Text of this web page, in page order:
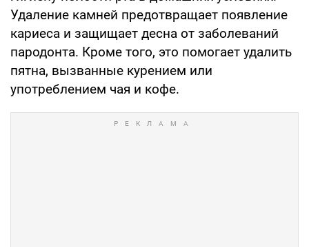
Удаление камней предотвращает появление
кариеса и защищает десна от заболеваний
пародонта. Кроме того, это помогает удалить
пятна, вызванные курением или
употреблением чая и кофе.